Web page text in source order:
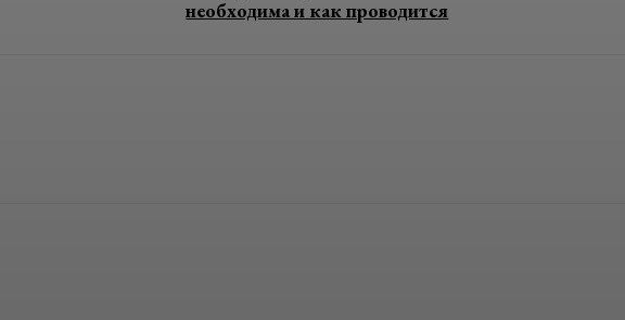
необходима и как проводится